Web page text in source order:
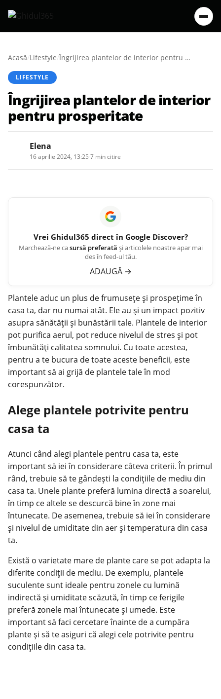
Acasă/Lifestyle/ Îngrijirea plantelor de interior pentru prosperitate
LIFESTYLE
Îngrijirea plantelor de interior
pentru prosperitate
Elena
16 aprilie 2024, 13:25 7 min citire
Vrei Ghidul365 direct în Google Discover?
Marchează-ne casursă preferată și articolele noastre apar mai
des în feed-ul tău.
ADAUGĂ →
Plantele aduc un plus de frumusețe și prospețime în
casa ta, dar nu numai atât. Ele au și un impact pozitiv
asupra sănătății și bunăstării tale. Plantele de interior
pot purifica aerul, pot reduce nivelul de stres și pot
îmbunătăți calitatea somnului. Cu toate acestea,
pentru a te bucura de toate aceste beneficii, este
important să ai grijă de plantele tale în mod
corespunzător.
Alege plantele potrivite pentru
casa ta
Atunci când alegi plantele pentru casa ta, este
important să iei în considerare câteva criterii. În primul
rând, trebuie să te gândești la condițiile de mediu din
casa ta. Unele plante preferă lumina directă a soarelui,
în timp ce altele se descurcă bine în zone mai
întunecate. De asemenea, trebuie să iei în considerare
și nivelul de umiditate din aer și temperatura din casa
ta.
Există o varietate mare de plante care se pot adapta la
diferite condiții de mediu. De exemplu, plantele
suculente sunt ideale pentru zonele cu lumină
indirectă și umiditate scăzută, în timp ce ferigile
preferă zonele mai întunecate și umede. Este
important să faci cercetare înainte de a cumpăra
plante și să te asiguri că alegi cele potrivite pentru
condițiile din casa ta.